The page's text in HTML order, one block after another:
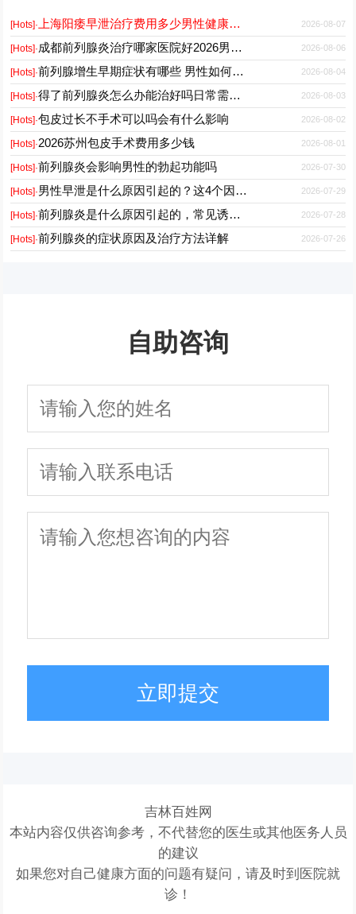
[Hots]·上海阳痿早泄治疗费用多少男性健康专科医院2026 2026-08-07
[Hots]·成都前列腺炎治疗哪家医院好2026男性专科门诊推荐 2026-08-06
[Hots]·前列腺增生早期症状有哪些 男性如何科学预防与日常护理 2026-08-04
[Hots]·得了前列腺炎怎么办能治好吗日常需要注意什么 2026-08-03
[Hots]·包皮过长不手术可以吗会有什么影响 2026-08-02
[Hots]·2026苏州包皮手术费用多少钱 2026-08-01
[Hots]·前列腺炎会影响男性的勃起功能吗 2026-07-30
[Hots]·男性早泄是什么原因引起的？这4个因素最常见 2026-07-29
[Hots]·前列腺炎是什么原因引起的，常见诱因有哪些 2026-07-28
[Hots]·前列腺炎的症状原因及治疗方法详解 2026-07-26
自助咨询
立即提交
吉林百姓网
本站内容仅供咨询参考，不代替您的医生或其他医务人员
的建议
如果您对自己健康方面的问题有疑问，请及时到医院就
诊！